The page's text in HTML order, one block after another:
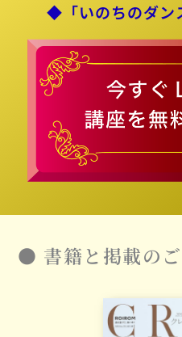
◆「いのちのダ
● 書籍と掲載の